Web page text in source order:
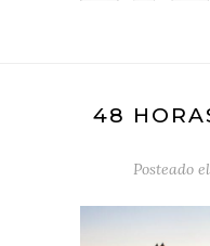
48
Posteado el